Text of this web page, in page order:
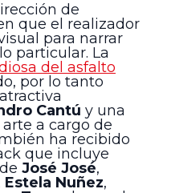
de
que el realizador
para narrar
particular. La
del asfalto
por lo tanto
Cantú y una
a cargo de
ha recibido
que incluye
José José,
Estela Nuñez,